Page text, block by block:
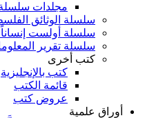
مجلدات سلسلة
سلسلة الوثائق
سلسلة أولست
سلسلة تقرير
كتب أخرى
كتب بالإنجليزية
قائمة الكتب
عروض كتب
أوراق علمية